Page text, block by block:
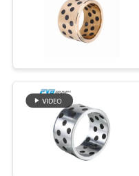
POLICY
Bimetal